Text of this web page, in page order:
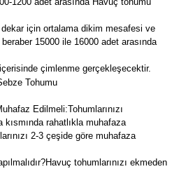
için ortalama dikim mesafesi ve
15000 ile 16000 adet arasında
çimlenme gerçekleşecektir.
Edilmeli:Tohumlarınızı
kısmında rahatlıkla muhafaza
2-3 çeşide göre muhafaza
tohumlarınızı ekmeden